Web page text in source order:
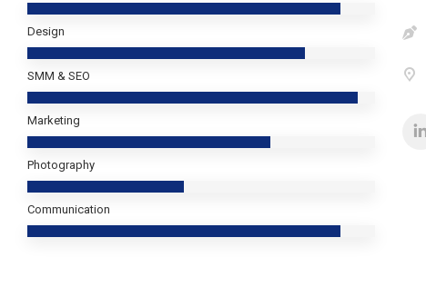
Design
SMM & SEO
Marketing
Photography
Communication